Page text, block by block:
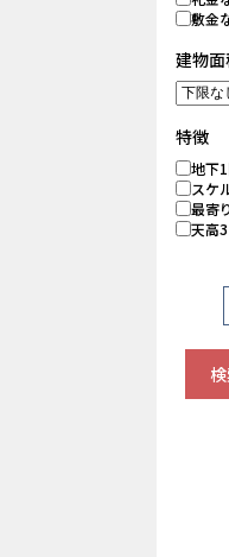
敷金
建物
特徴
地下
スケ
最寄
天高